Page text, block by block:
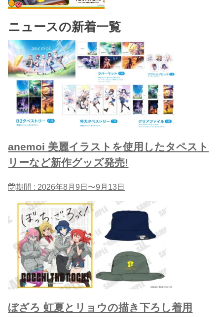
ニュースの新着一覧
anemoi 美麗イラストを使用したタペスト
リーなど新作グッズ発売!
期間 : 2026年8月9日〜9月13日
ぼざろ 虹夏とリョウの描き下ろし着用